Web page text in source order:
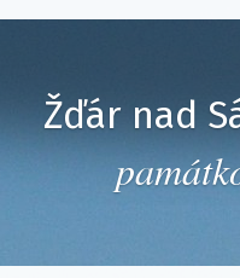
Žďár nad